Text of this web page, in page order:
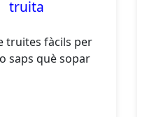
truita
truites fàcils per
saps què sopar